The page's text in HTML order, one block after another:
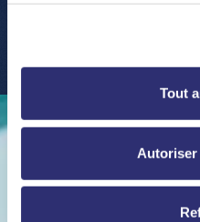
Tout
Autoriser